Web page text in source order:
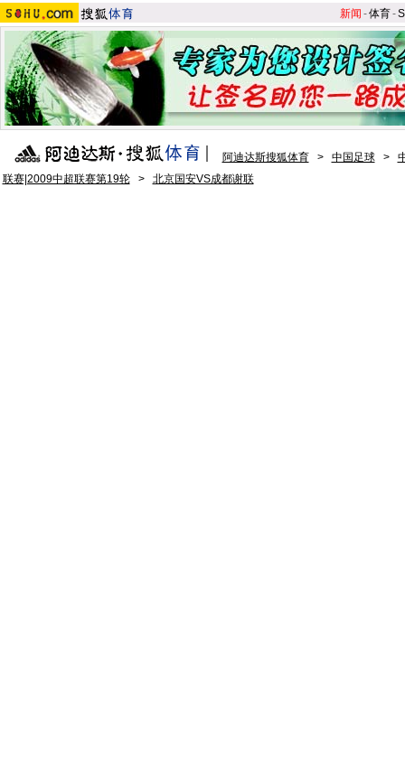
新闻 -体育-S
阿迪达斯搜狐体育 > 中国足球 >
联赛|2009中超联赛第19轮
> 北京国安VS成都谢联